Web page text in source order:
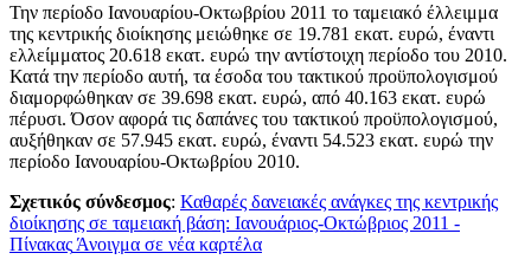
Την περίοδο Ιανουαρίου-Οκτωβρίου 2011 το ταμειακό έλλειμμα
της κεντρικής διοίκησης μειώθηκε σε 19.781 εκατ. ευρώ, έναντι
ελλείμματος 20.618 εκατ. ευρώ την αντίστοιχη περίοδο του 2010.
Κατά την περίοδο αυτή, τα έσοδα του τακτικού προϋπολογισμού
διαμορφώθηκαν σε 39.698 εκατ. ευρώ, από 40.163 εκατ. ευρώ
πέρυσι. Όσον αφορά τις δαπάνες του τακτικού προϋπολογισμού,
αυξήθηκαν σε 57.945 εκατ. ευρώ, έναντι 54.523 εκατ. ευρώ την
περίοδο Ιανουαρίου-Οκτωβρίου 2010.
Σχετικός σύνδεσμος: Καθαρές δανειακές ανάγκες της κεντρικής
διοίκησης σε ταμειακή βάση: Ιανουάριος-Οκτώβριος 2011 -
Πίνακας Άνοιγμα σε νέα καρτέλα